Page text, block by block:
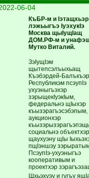
06-04
КъБР-м и Iэтащхьэр
лэжьыгъэ IуэхукIэ
Москва щыIущIащ
ДОМ.РФ-м и
Мутко Виталий.
ЗэIущIэм
щытепсэлъыхьащ
Къэбэрдей-
Республикэм псэупIэ
ухуэныгъэхэр
зэрыщекIуэкIым,
федеральнэ щIыхэр
къызэрагъэсэбэпым,
аукционхэр
социальнэ
щаухуэну щIы
пщIэншэу
ПсэупIэ-ухуэныгъэ
кооперативым и
проектхэр
Щхьэхуэу и гугъу